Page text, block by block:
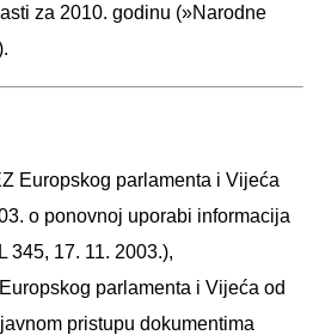
za 2010. godinu (»Narodne
Europskog parlamenta i Vijeća
o ponovnoj uporabi informacija
345, 17. 11. 2003.),
parlamenta i Vijeća od
pristupu dokumentima